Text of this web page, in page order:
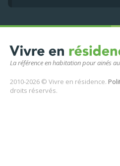
La référence en habitation pour ainés
2010-2026 © Vivre en résidence.
droits réservés.